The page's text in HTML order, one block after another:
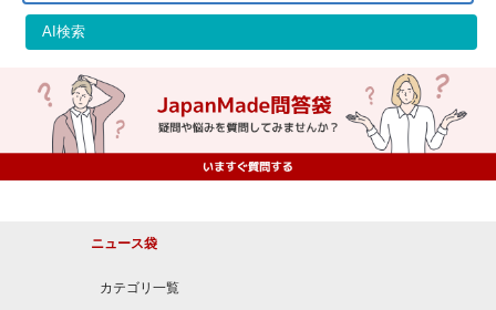
AI検索
ニュース袋
カテゴリ一覧